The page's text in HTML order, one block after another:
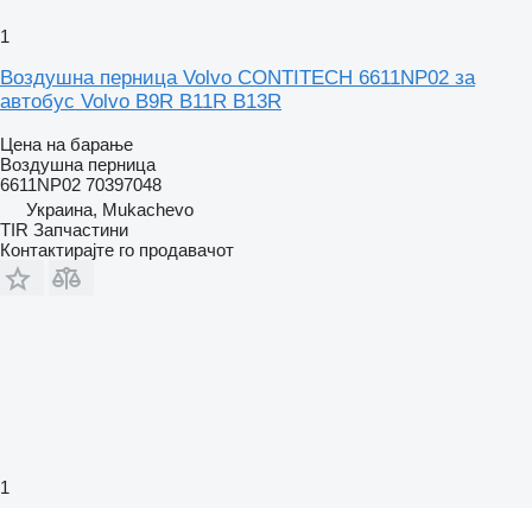
1
Воздушна перница Volvo CONTITECH 6611NP02 за
автобус Volvo B9R B11R B13R
Цена на барање
Воздушна перница
6611NP02 70397048
Украина, Mukachevo
TIR Запчастини
Контактирајте го продавачот
1